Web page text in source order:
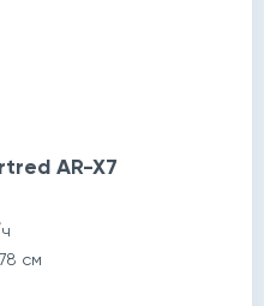
AR-X7
cм